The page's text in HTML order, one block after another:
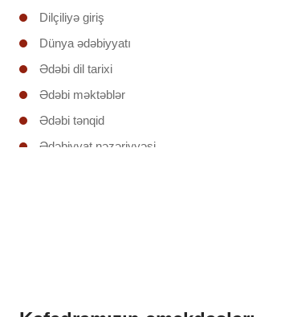
Dilçiliyə giriş
Dünya ədəbiyyatı
Ədəbi dil tarixi
Ədəbi məktəblər
Ədəbi tənqid
Ədəbiyyat nəzəriyyəsi